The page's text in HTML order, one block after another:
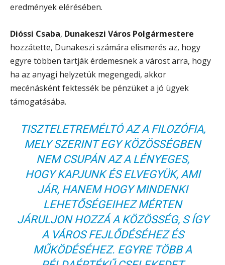
eredmények elérésében.
Dióssi Csaba, Dunakeszi Város Polgármestere
hozzátette, Dunakeszi számára elismerés az, hogy
egyre többen tartják érdemesnek a várost arra, hogy
ha az anyagi helyzetük megengedi, akkor
mecénásként fektessék be pénzüket a jó ügyek
támogatásába.
TISZTELETREMÉLTÓ AZ A FILOZÓFIA,
MELY SZERINT EGY KÖZÖSSÉGBEN
NEM CSUPÁN AZ A LÉNYEGES,
HOGY KAPJUNK ÉS ELVEGYÜK, AMI
JÁR, HANEM HOGY MINDENKI
LEHETŐSÉGEIHEZ MÉRTEN
JÁRULJON HOZZÁ A KÖZÖSSÉG, S ÍGY
A VÁROS FEJLŐDÉSÉHEZ ÉS
MŰKÖDÉSÉHEZ. EGYRE TÖBB A